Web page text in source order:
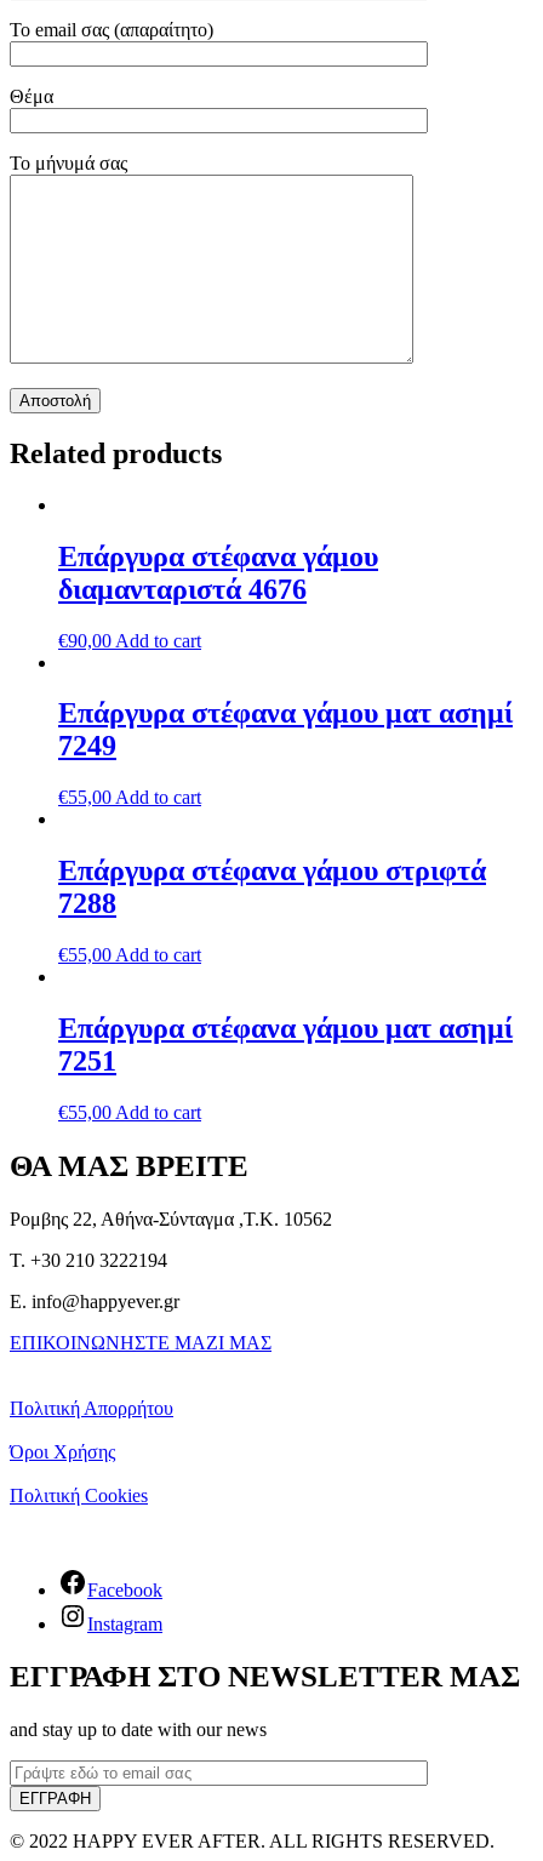
Το email σας (απαραίτητο)
Θέμα
Το μήνυμά σας
Related products
Επάργυρα στέφανα γάμου
διαμανταριστά 4676
€90,00 Add to cart
Επάργυρα στέφανα γάμου ματ ασημί
7249
€55,00 Add to cart
Επάργυρα στέφανα γάμου στριφτά
7288
€55,00 Add to cart
Επάργυρα στέφανα γάμου ματ ασημί
7251
€55,00 Add to cart
ΘΑ ΜΑΣ ΒΡΕΙΤΕ
Ρομβης 22, Αθήνα-Σύνταγμα ,Τ.Κ. 10562
T. +30 210 3222194
E. info@happyever.gr
ΕΠΙΚΟΙΝΩΝΗΣΤΕ ΜΑΖΙ ΜΑΣ
Πολιτική Απορρήτου
Όροι Χρήσης
Πολιτική Cookies
Facebook
Instagram
ΕΓΓΡΑΦΗ ΣΤΟ NEWSLETTER ΜΑΣ
and stay up to date with our news
© 2022 HAPPY EVER AFTER. ALL RIGHTS RESERVED.